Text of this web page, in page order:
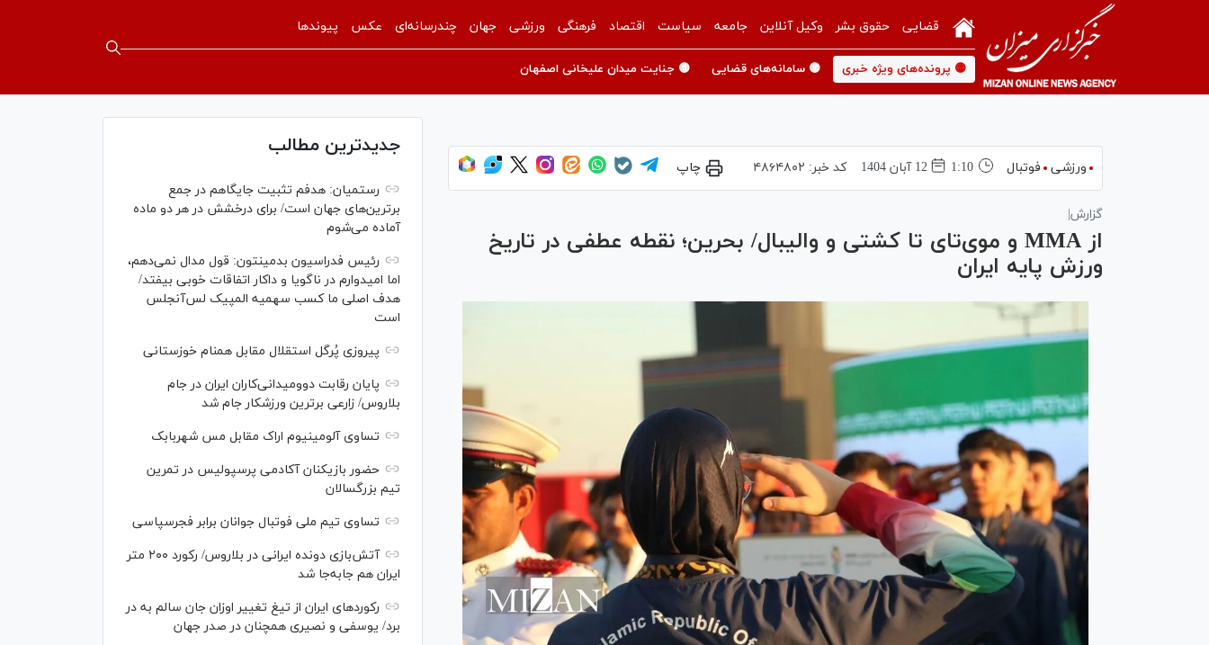
قضایی حقوق بشر وکیل آنلاین جامعه سیاست اقتصاد فرهنگی ورزشی جهان چندرسانه‌ای عکس پیوندها
🟡 پرونده‌های ویژه خبری 🟡 سامانه‌های قضایی 🟡 جنایت میدان علیخانی اصفهان
ورزشی فوتبال 1:10 12 آبان 1404 کد خبر: ۴۸۶۴۸۰۲ چاپ
گزارش|
از MMA و موی‌تای تا کشتی و والیبال/ بحرین؛ نقطه عطفی در تاریخ
ورزش پایه ایران
جدیدترین مطالب
رستمیان: هدفم تثبیت جایگاهم در جمع
برترین‌های جهان است/ برای درخشش در هر دو ماده
آماده می‌شوم
رئیس فدراسیون بدمینتون: قول مدال نمی‌دهم،
اما امیدوارم در ناگویا و داکار اتفاقات خوبی بیفتد/
هدف اصلی ما کسب سهمیه المپیک لس‌آنجلس
است
پیروزی پُرگل استقلال مقابل همنام خوزستانی
پایان رقابت دوومیدانی‌کاران ایران در جام
بلاروس/ زارعی برترین ورزشکار جام شد
تساوی آلومینیوم اراک مقابل مس شهربابک
حضور بازیکنان آکادمی پرسپولیس در تمرین
تیم بزرگسالان
تساوی تیم ملی فوتبال جوانان برابر فجرسپاسی
آتش‌بازی دونده ایرانی در بلاروس/ رکورد ۲۰۰ متر
ایران هم جابه‌جا شد
رکورد‌های ایران از تیغ تغییر اوزان جان سالم به در
برد/ یوسفی و نصیری همچنان در صدر جهان